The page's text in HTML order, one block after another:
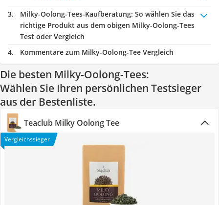
Milky-Oolong-Tees-Kaufberatung: So wählen Sie das
richtige Produkt aus dem obigen Milky-Oolong-Tees
Test oder Vergleich
Kommentare zum Milky-Oolong-Tee Vergleich
Die besten Milky-Oolong-Tees:
Wählen Sie Ihren persönlichen Testsieger
aus der Bestenliste.
Teaclub Milky Oolong Tee
Vergleichssieger